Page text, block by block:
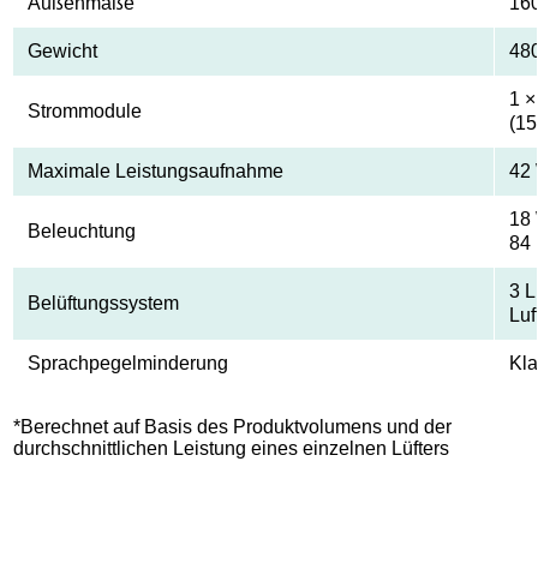
Gewicht
Strommodule
1
Maximale Leistungsaufnahme 42
Beleuchtung
18
84
Belüftungssystem
3
Sprachpegelminderung
*Berechnet auf Basis des Produktvolumens und der
durchschnittlichen Leistung eines einzelnen Lüfters